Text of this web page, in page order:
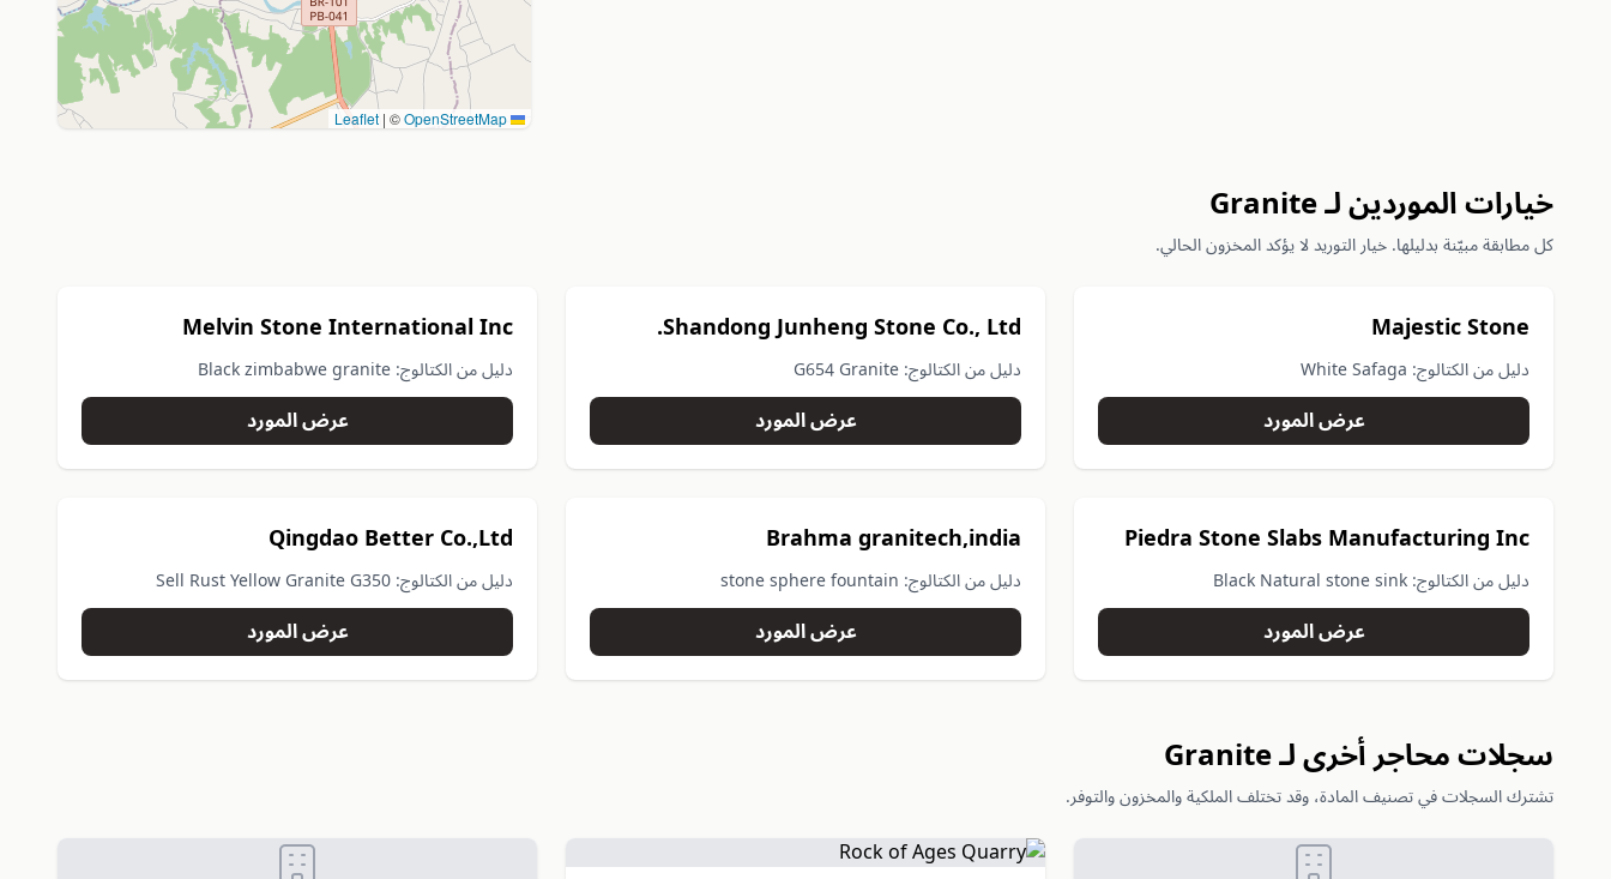
Leaflet
| ©OpenStreetMap
خيارات الموردين لـ Granite
كل مطابقة مبيّنة بدليلها. خيار التوريد لا يؤكد المخزون الحالي.
Majestic Stone
دليل من الكتالوج: White Safaga
عرض المورد
Shandong Junheng Stone Co., Ltd.
دليل من الكتالوج: G654 Granite
عرض المورد
Melvin Stone International Inc
دليل من الكتالوج: Black zimbabwe granite
عرض المورد
Piedra Stone Slabs Manufacturing Inc
دليل من الكتالوج: Black Natural stone sink
عرض المورد
Brahma granitech,india
دليل من الكتالوج: stone sphere fountain
عرض المورد
Qingdao Better Co.,Ltd
دليل من الكتالوج: Sell Rust Yellow Granite G350
عرض المورد
سجلات محاجر أخرى لـ Granite
تشترك السجلات في تصنيف المادة، وقد تختلف الملكية والمخزون والتوفر.